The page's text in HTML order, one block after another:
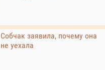
Собчак заявила, почему она
не уехала